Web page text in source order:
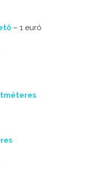
– 1 euró